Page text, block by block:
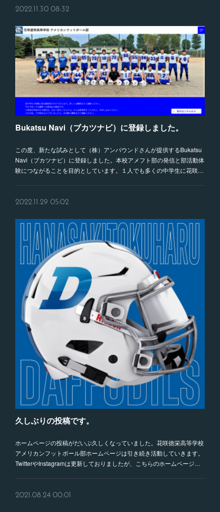
2022.11.30 08:32
Bukatsu Navi（ブカツナビ）に登録しました。
この度、新たな試みとして（株）アンバウンドさんが提供するBukatsu
Navi（ブカツナビ）に登録しました。本校アメフト部の発信と部活動体
験につながることを目的としています。１人でも多くの中学生に花咲…
2022.11.29 05:02
久しぶりの投稿です。
ホームページの投稿がだいぶ久しくなっていました。花咲徳栄高等学校
アメリカンフットボール部ホームページは引き続き活動していきます。
TwitterやInstagramは更新しておりましたが、こちらのホームページ…
2021.08.24 00:01